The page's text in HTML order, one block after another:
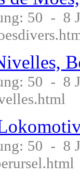
50 - 8
50 - 8
50 - 8